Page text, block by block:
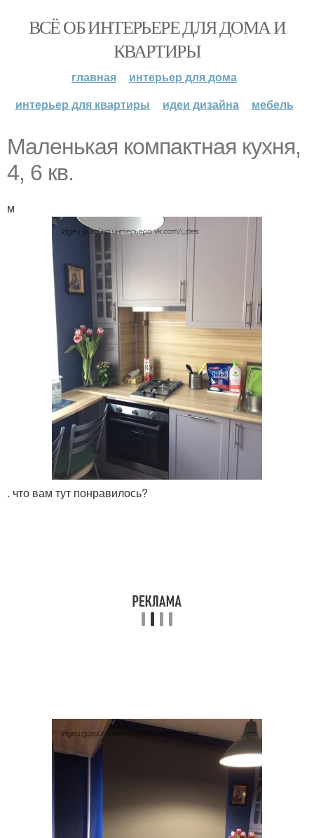
ВСЁ ОБ ИНТЕРЬЕРЕ ДЛЯ ДОМА И
КВАРТИРЫ
главная
интерьер для дома
интерьер для квартиры
идеи дизайна мебель
Маленькая компактная кухня,
4, 6 кв.
м
. что вам тут понравилось?